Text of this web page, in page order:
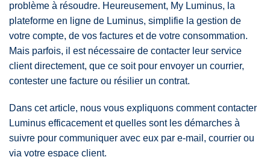
problème à résoudre. Heureusement, My Luminus, la
plateforme en ligne de Luminus, simplifie la gestion de
votre compte, de vos factures et de votre consommation.
Mais parfois, il est nécessaire de contacter leur service
client directement, que ce soit pour envoyer un courrier,
contester une facture ou résilier un contrat.
Dans cet article, nous vous expliquons comment contacter
Luminus efficacement et quelles sont les démarches à
suivre pour communiquer avec eux par e-mail, courrier ou
via votre espace client.